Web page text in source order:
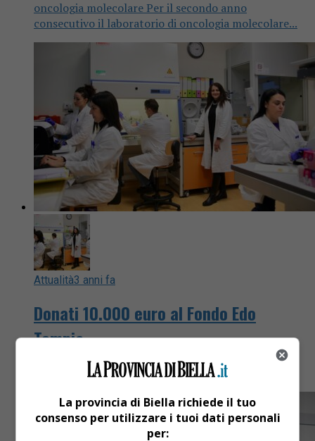
oncologia molecolare Per il secondo anno
consecutivo il laboratorio di oncologia molecolare...
Attualità3 anni fa
Donati 10.000 euro al Fondo Edo
Tempia
In memoria di Federica Panizza
La provincia di Biella richiede il tuo
consenso per utilizzare i tuoi dati personali
per: